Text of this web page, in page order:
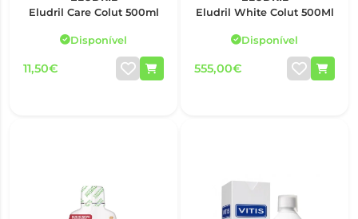
Eludril Care Colut 500ml
Disponível
11,50€
Eludril White Colut 500Ml
Disponível
555,00€